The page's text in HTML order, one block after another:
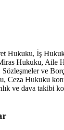
Hukuku, İş
Hukuku, Aile
ve
Ceza Hukuku
ve dava takibi